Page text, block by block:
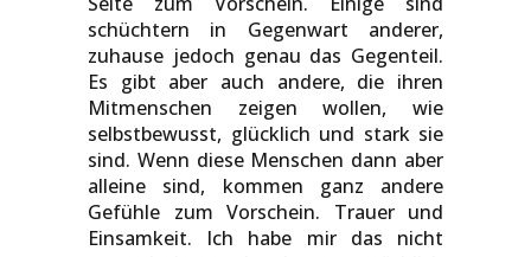
schüchtern in Gegenwart anderer,
zuhause jedoch genau das Gegenteil.
Es gibt aber auch andere, die ihren
Mitmenschen zeigen wollen, wie
selbstbewusst, glücklich und stark sie
sind. Wenn diese Menschen dann aber
alleine sind, kommen ganz andere
Gefühle zum Vorschein. Trauer und
Einsamkeit. Ich habe mir das nicht